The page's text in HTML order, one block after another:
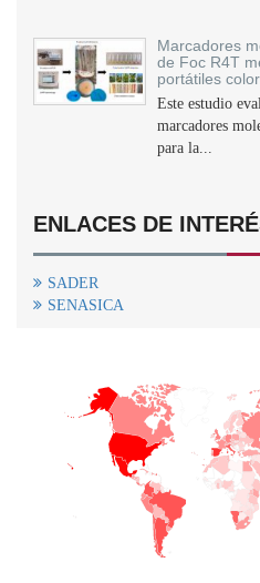
Marcadores
de Foc R4T
portátiles
Este estudio
marcadores
para la...
ENLACES DE
SADER
SENASICA